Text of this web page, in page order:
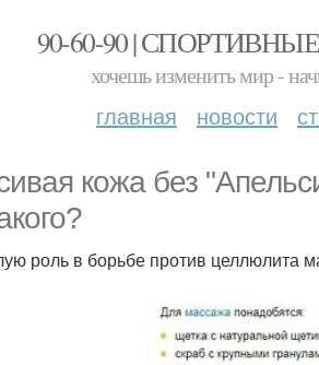
90-60-90 |
хочешь изменить мир -
главная новости
кожа без
роль в борьбе против целлюлита